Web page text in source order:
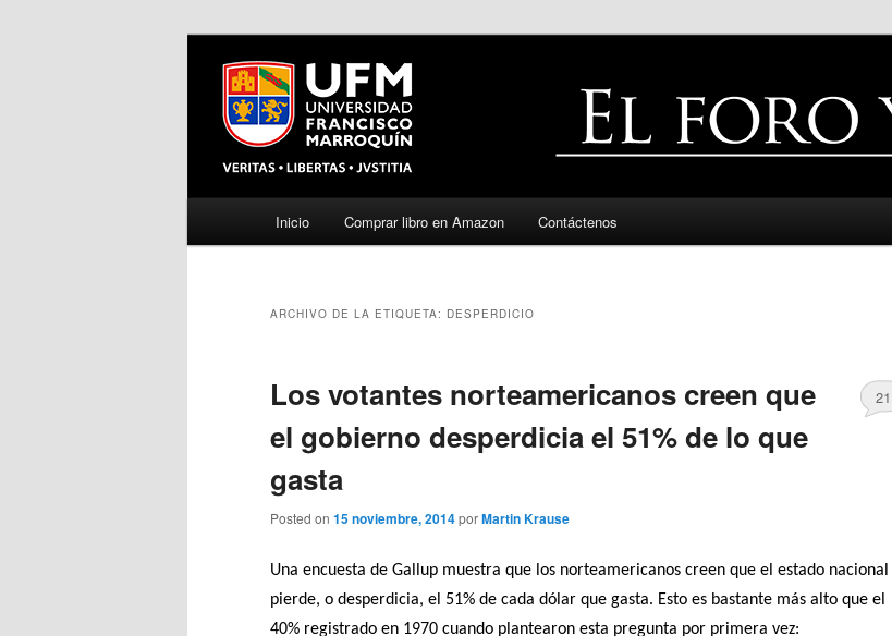
Ir
principal
Ir
secundario
Inicio Comprar libro en Amazon Contáctenos
ARCHIVO DE LA ETIQUETA: DESPERDICIO
Los votantes norteamericanos creen que
el gobierno desperdicia el 51% de lo que
gasta
Posted on 15 noviembre, 2014porMartin Krause
21
Una encuesta de Gallup muestra que los norteamericanos creen que el estado nacional
pierde, o desperdicia, el 51% de cada dólar que gasta. Esto es bastante más alto que el
40% registrado en 1970 cuando plantearon esta pregunta por primera vez: